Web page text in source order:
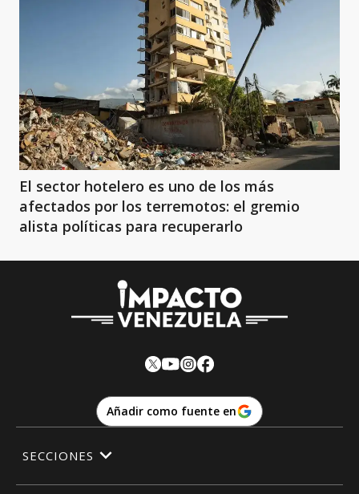
El sector hotelero es uno de los más
afectados por los terremotos: el gremio
alista políticas para recuperarlo
Añadir como fuente en
SECCIONES